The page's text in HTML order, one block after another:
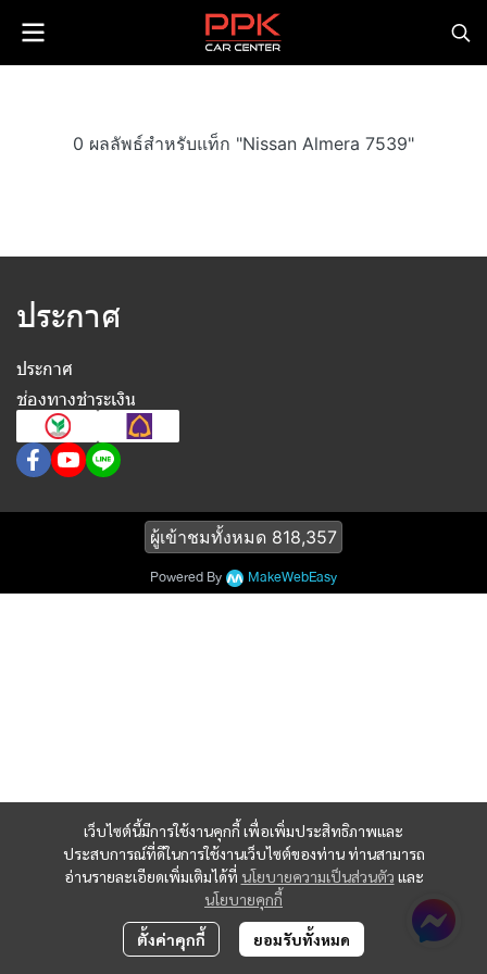
0 ผลลัพธ์สำหรับแท็ก "Nissan Almera 7539"
เว็บไซต์นี้มีการใช้งานคุกกี้ เพื่อเพิ่มประสิทธิภาพและ
ประสบการณ์ที่ดีในการใช้งานเว็บไซต์ของท่าน ท่านสามารถ
อ่านรายละเอียดเพิ่มเติมได้ที่ นโยบายความเป็นส่วนตัว และ
นโยบายคุกกี้
ตั้งค่าคุกกี้ ยอมรับทั้งหมด
ประกาศ
ประกาศ
ช่องทางชำระเงิน
ผู้เข้าชมทั้งหมด 818,357
Powered By MakeWebEasy